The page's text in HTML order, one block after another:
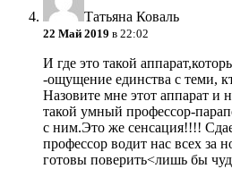
Татьяна Коваль
22 Май 2019 в 22:02
И где это такой
-ощущение единства с теми,
Назовите мне этот аппарат и
такой умный профессор-
с ним.Это же сенсация!!!!
профессор водит нас всех за
готовы поверить<лишь бы